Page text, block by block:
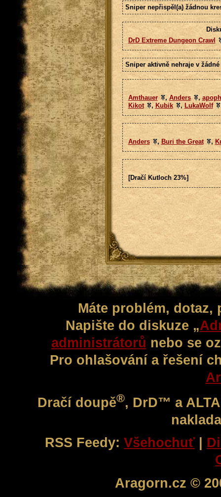
Sniper nepřispěl(a) žádnou
DrD Extreme Dungeon Crawl
Sniper aktivně nehraje v
Amthauer ,Anders ,
Kikot
,Kubik , LukaWolf
Anders , Buri the Great ,
[Dračí Kutloch 23%]
Máte problém,
Napište do diskuze „
administrátorů nebo se
Pro ohlašování a řešení
Dračí doupě®, DrD™ a
RSS Feedy: Všehochuť
Aragorn.cz ©